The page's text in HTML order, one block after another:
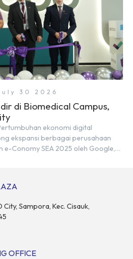
30 2026
di Biomedical Campus,
ekonomi digital
ekspansi berbagai perusahaan
Conomy SEA 2025 oleh Google,
dengan tahun sebelumnya. Kondisi
City, Sampora, Kec. Cisauk,
OFFICE